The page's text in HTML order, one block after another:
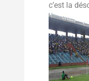
c’est la